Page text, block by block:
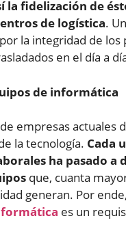
la fidelización de
de logística.
la integridad de los
en el día a
de informática
empresas actuales
la tecnología. Cada
ha pasado a
que, cuanta
generan. Por
es un